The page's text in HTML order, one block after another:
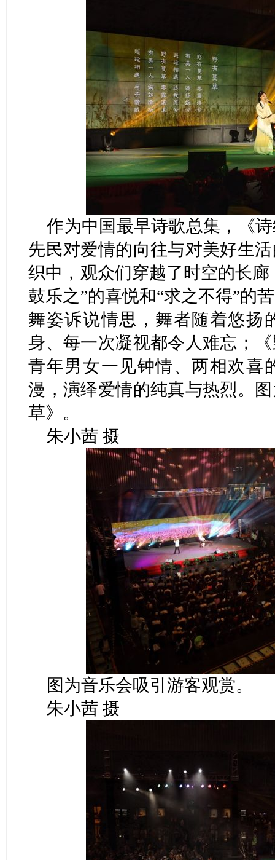
作为中国最早诗歌总集，《
先民对爱情的向往与对美好生
织中，观众们穿越了时空的长廊
鼓乐之”的喜悦和“求之不得”的
舞姿诉说情思，舞者随着悠扬
身、每一次凝视都令人难忘；
青年男女一见钟情、两相欢喜
漫，演绎爱情的纯真与热烈。
草》。
朱小茜 摄
图为音乐会吸引游客观赏。
朱小茜 摄